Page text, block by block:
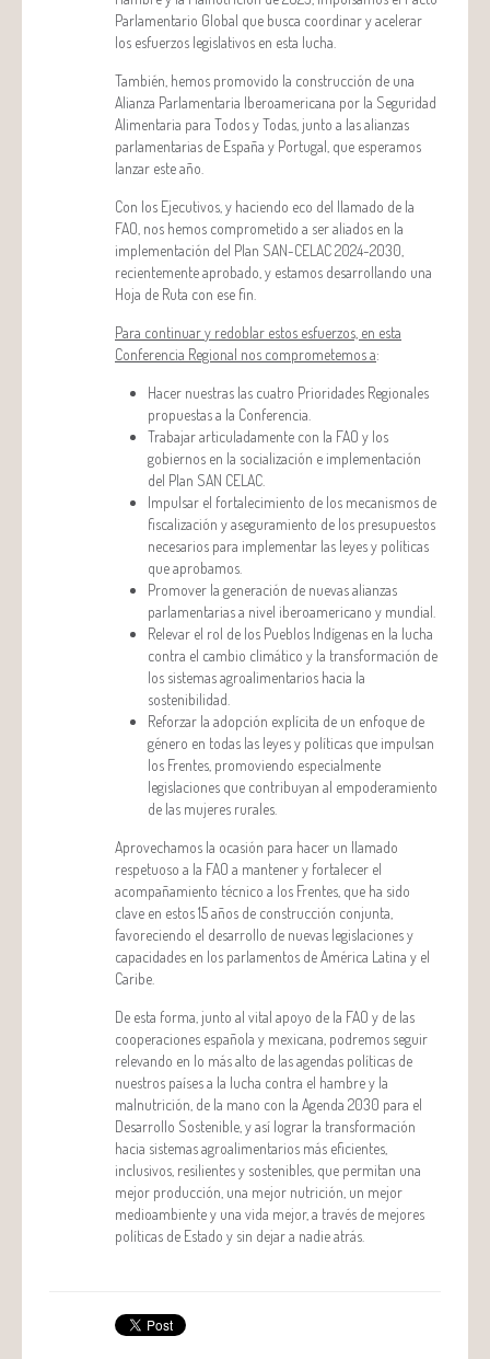
Parlamentario Global que busca coordinar y acelerar
los esfuerzos legislativos en esta lucha.
También, hemos promovido la construcción de una
Alianza Parlamentaria Iberoamericana por la Seguridad
Alimentaria para Todos y Todas, junto a las alianzas
parlamentarias de España y Portugal, que esperamos
lanzar este año.
Con los Ejecutivos, y haciendo eco del llamado de la
FAO, nos hemos comprometido a ser aliados en la
implementación del Plan SAN-CELAC 2024-2030,
recientemente aprobado, y estamos desarrollando una
Hoja de Ruta con ese fin.
Para continuar y redoblar estos esfuerzos, en esta
Conferencia Regional nos comprometemos a:
Hacer nuestras las cuatro Prioridades Regionales
propuestas a la Conferencia.
Trabajar articuladamente con la FAO y los
gobiernos en la socialización e implementación
del Plan SAN CELAC.
Impulsar el fortalecimiento de los mecanismos de
fiscalización y aseguramiento de los presupuestos
necesarios para implementar las leyes y políticas
que aprobamos.
Promover la generación de nuevas alianzas
parlamentarias a nivel iberoamericano y mundial.
Relevar el rol de los Pueblos Indígenas en la lucha
contra el cambio climático y la transformación de
los sistemas agroalimentarios hacia la
sostenibilidad.
Reforzar la adopción explícita de un enfoque de
género en todas las leyes y políticas que impulsan
los Frentes, promoviendo especialmente
legislaciones que contribuyan al empoderamiento
de las mujeres rurales.
Aprovechamos la ocasión para hacer un llamado
respetuoso a la FAO a mantener y fortalecer el
acompañamiento técnico a los Frentes, que ha sido
clave en estos 15 años de construcción conjunta,
favoreciendo el desarrollo de nuevas legislaciones y
capacidades en los parlamentos de América Latina y el
Caribe.
De esta forma, junto al vital apoyo de la FAO y de las
cooperaciones española y mexicana, podremos seguir
relevando en lo más alto de las agendas políticas de
nuestros países a la lucha contra el hambre y la
malnutrición, de la mano con la Agenda 2030 para el
Desarrollo Sostenible, y así lograr la transformación
hacia sistemas agroalimentarios más eficientes,
inclusivos, resilientes y sostenibles, que permitan una
mejor producción, una mejor nutrición, un mejor
medioambiente y una vida mejor, a través de mejores
políticas de Estado y sin dejar a nadie atrás.